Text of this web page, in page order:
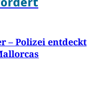
– Polizei entdeckt